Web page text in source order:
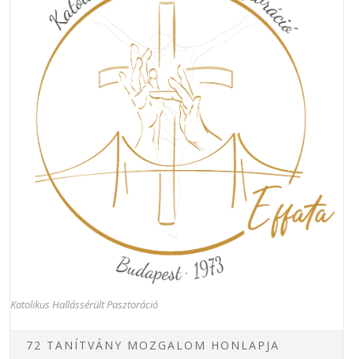
Katolikus Hallássérült Pasztoráció
72 TANÍTVÁNY MOZGALOM HONLAPJA